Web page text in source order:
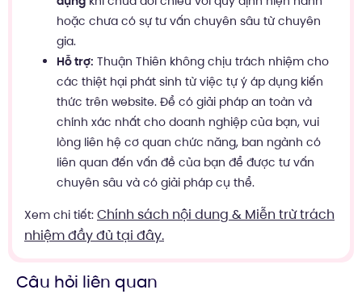
hoặc chưa có sự tư vấn chuyên sâu từ chuyên
gia.
Hỗ trợ: Thuận Thiên không chịu trách nhiệm cho
các thiệt hại phát sinh từ việc tự ý áp dụng kiến
thức trên website. Để có giải pháp an toàn và
chính xác nhất cho doanh nghiệp của bạn, vui
lòng liên hệ cơ quan chức năng, ban ngành có
liên quan đến vấn đề của bạn để được tư vấn
chuyên sâu và có giải pháp cụ thể.
Xem chi tiết: Chính sách nội dung & Miễn trừ trách
nhiệm đầy đủ tại đây.
Câu hỏi liên quan